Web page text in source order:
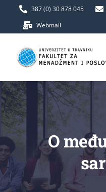
387 (0) 30 878 045
Webmail
Početna
Fakultet
Upis
O